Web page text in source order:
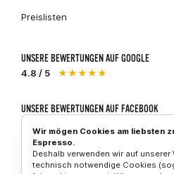
Preislisten
UNSERE BEWERTUNGEN AUF GOOGLE
4.8 / 5
★★★★★
UNSERE BEWERTUNGEN AUF FACEBOOK
Wir mögen Cookies am liebsten
Espresso.
Deshalb verwenden wir auf
technisch notwendige Cookies